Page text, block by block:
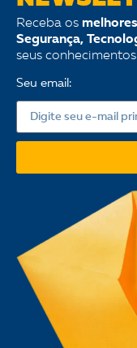
Receba os
Segurança,
seus
Seu email: